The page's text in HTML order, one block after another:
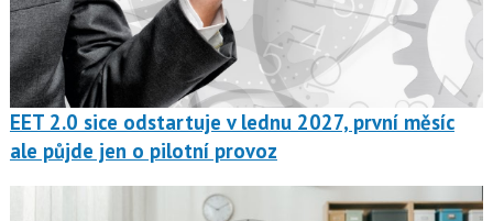
EET 2.0 sice odstartuje v lednu 2027, první měsíc
ale půjde jen o pilotní provoz